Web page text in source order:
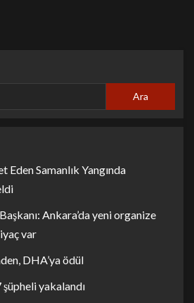
Ara
Eden Samanlık Yangında
Ankara’da yeni organize
var
DHA’ya ödül
yakalandı